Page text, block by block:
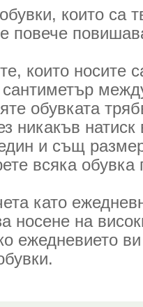
които са
повече
които носите
обувката
никакъв натиск
и същ
всяка обувка
като
носене на
ежедневието